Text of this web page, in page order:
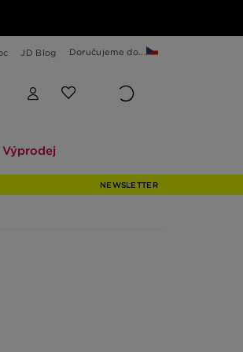
JD Blog Doručujeme do...
Výprodej
NEWSLETTER